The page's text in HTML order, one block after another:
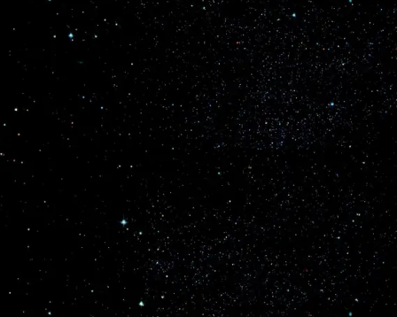
Boletim Em Órbita e Astronomia no
Zênite
3 meses atrás
Memórias do passado: cosmonáutica soviética
(XL)
Os cosmonautas Vladimir Lyakhov e Alexander
Alexandrov durante uma pausa numa sessão de
treino antes da missão Soyuz T-9, 1983.
Memórias do passado: cosmonáutica soviética
(XL)
Os cosmonautas Vladimir Lyakhov e Alexander Alexandrov